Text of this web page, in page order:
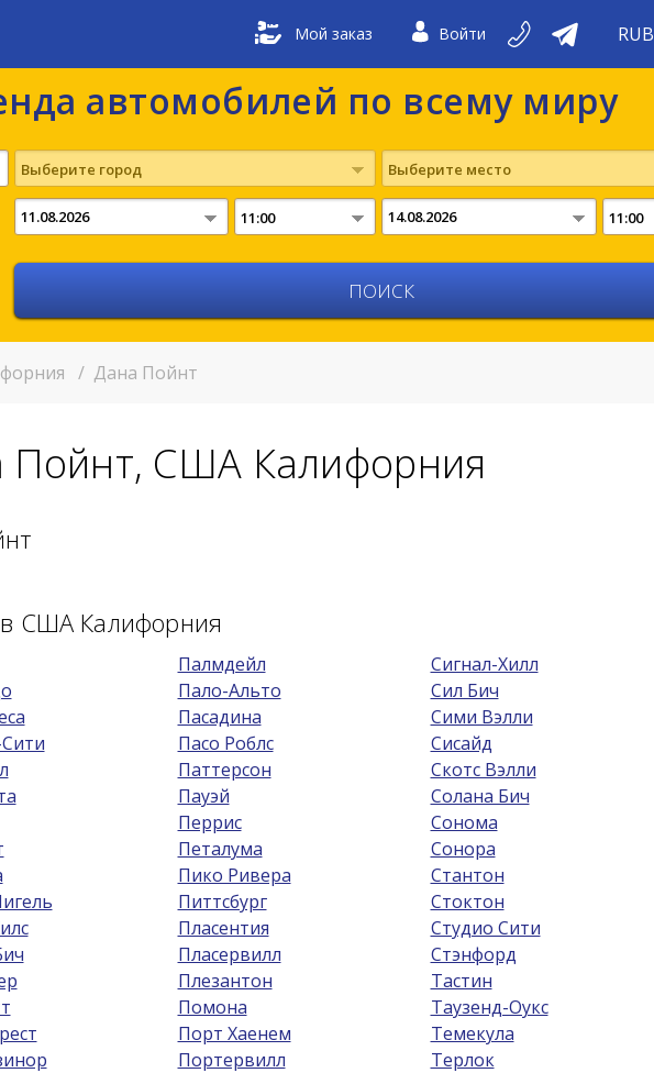
Мой заказ Войти RUB
автомобилей по всему миру
Выберите город Выберите место
11:00 11:00
/ Дана Пойнт
Пойнт, США Калифорния
в США Калифорния
Палмдейл
Пало-Альто
Пасадина
Пасо Роблс
Паттерсон
Пауэй
Перрис
Петалума
Пико Ривера
Питтсбург
Пласентия
Пласервилл
Плезантон
Помона
Порт Хаенем
Портервилл
Сигнал-Хилл
Сил Бич
Сими Вэлли
Сисайд
Скотс Вэлли
Солана Бич
Сонома
Сонора
Стантон
Стоктон
Студио Сити
Стэнфорд
Тастин
Таузенд-Оукс
Темекула
Терлок